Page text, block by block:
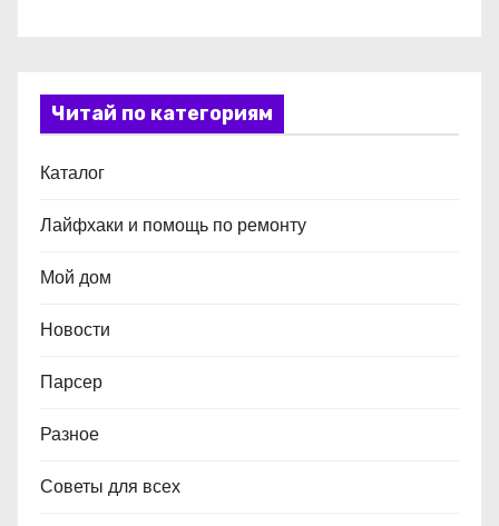
Читай по категориям
Каталог
Лайфхаки и помощь по ремонту
Мой дом
Новости
Парсер
Разное
Советы для всех